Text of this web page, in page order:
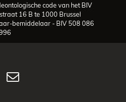
code van het BIV
16 B te 1000 Brussel
bemiddelaar - BIV 508 086